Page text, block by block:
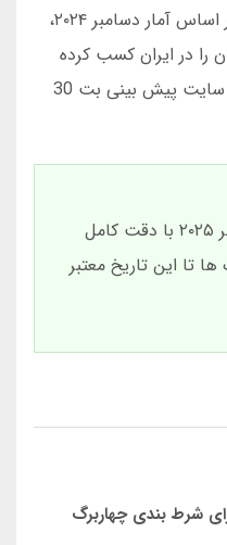
دسترسی پایدار فراهم می کند. بر اساس آمار دسامبر ۲۰۲۴،
را در ایران کسب کرده
است. برای شروع، کافیست وارد سایت پیش بینی بت 30
مقاله حاضر در تاریخ ۱۳ دسامبر ۲۰۲۵ با دقت کامل
تا این تاریخ معتبر
شرط بندی چهاربرگ